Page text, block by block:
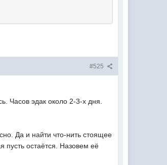
#525
Часов эдак около 2-3-х дня.
Да и найти что-нить стоящее
пусть остаётся. Назовем её